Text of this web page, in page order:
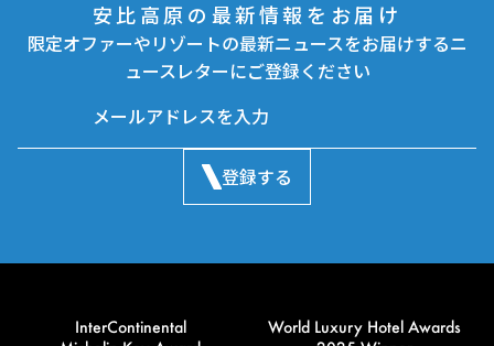
安比高原の最新情報をお届け
限定オファーやリゾートの最新ニュースをお届けするニ
ュースレターにご登録ください
登録する
InterContinental
World Luxury Hotel Awards